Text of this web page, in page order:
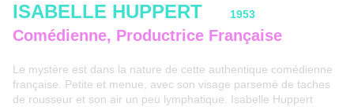
ISABELLE HUPPERT 1953
Comédienne, Productrice Française
Le mystère est dans la nature de cette authentique comédienne
française. Petite et menue, avec son visage parsemé de taches
de rousseur et son air un peu lymphatique. Isabelle Huppert